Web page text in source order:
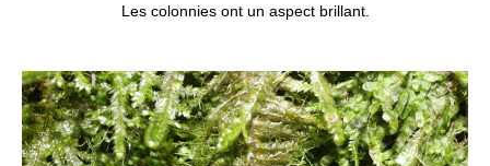
Les colonnies ont un aspect brillant.